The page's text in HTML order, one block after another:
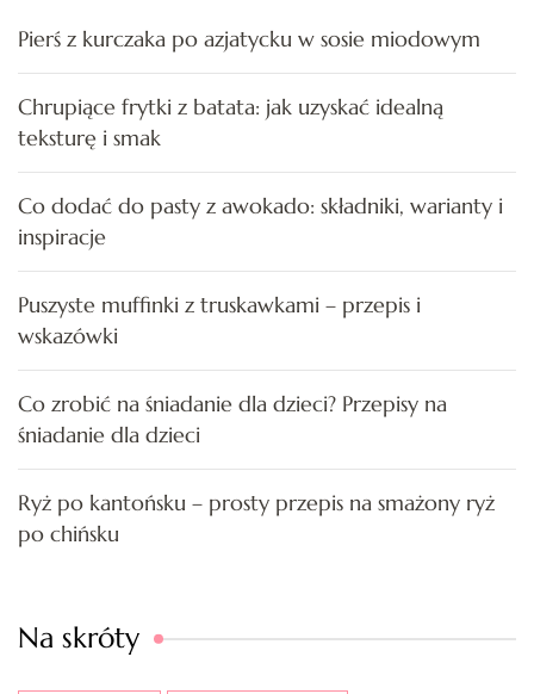
Pierś z kurczaka po azjatycku w sosie miodowym
Chrupiące frytki z batata: jak uzyskać idealną
teksturę i smak
Co dodać do pasty z awokado: składniki, warianty i
inspiracje
Puszyste muffinki z truskawkami – przepis i
wskazówki
Co zrobić na śniadanie dla dzieci? Przepisy na
śniadanie dla dzieci
Ryż po kantońsku – prosty przepis na smażony ryż
po chińsku
Na skróty